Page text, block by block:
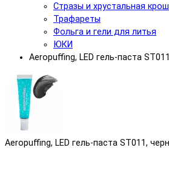
Стразы и хрустальная
Трафареты
Фольга и гели для литья
ЮКИ
Aeropuffing, LED гель-паста
Aeropuffing, LED гель-паста ST011,